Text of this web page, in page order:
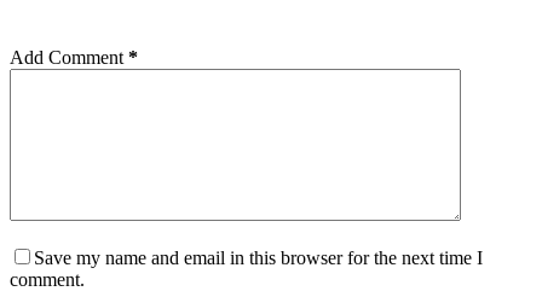
Add Comment*
Save my name and email in this browser for the next time I
comment.